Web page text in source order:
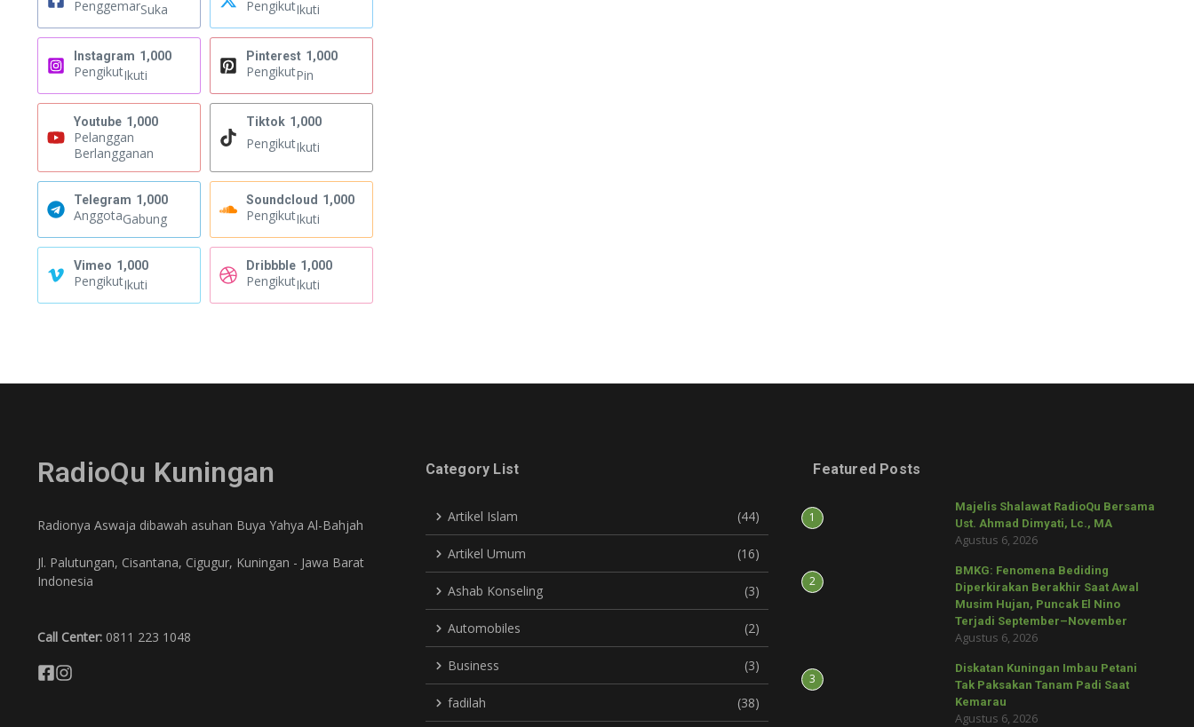
PenggemarSuka PengikutIkuti
Instagram 1,000
PengikutIkuti
Pinterest 1,000
PengikutPin
Youtube 1,000
Pelanggan
Berlangganan
Tiktok 1,000
PengikutIkuti
Telegram 1,000
AnggotaGabung
Soundcloud 1,000
PengikutIkuti
Vimeo 1,000
PengikutIkuti
Dribbble 1,000
PengikutIkuti
RadioQu Kuningan
Radionya Aswaja dibawah asuhan Buya Yahya Al-Bahjah
Jl. Palutungan, Cisantana, Cigugur, Kuningan - Jawa Barat
Indonesia
Call Center: 0811 223 1048
Category List
Artikel Islam (44)
Artikel Umum (16)
Ashab Konseling (3)
Automobiles (2)
Business (3)
fadilah (38)
Featured Posts
1
Majelis Shalawat RadioQu Bersama
Ust. Ahmad Dimyati, Lc., MA
Agustus 6, 2026
2
BMKG: Fenomena Bediding
Diperkirakan Berakhir Saat Awal
Musim Hujan, Puncak El Nino
Terjadi September–November
Agustus 6, 2026
3
Diskatan Kuningan Imbau Petani
Tak Paksakan Tanam Padi Saat
Kemarau
Agustus 6, 2026